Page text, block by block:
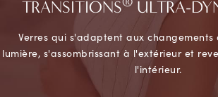
TRANSITIONS ULTRA-
Verres qui s'adaptent aux changements
lumière, s'assombrissant à l'extérieur et
l'intérieur.